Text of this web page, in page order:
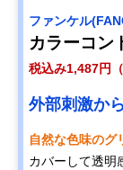
ファンケル
カラーコン
税込み1,487円
外部刺激か
自然な色味のグ
カバーして透明